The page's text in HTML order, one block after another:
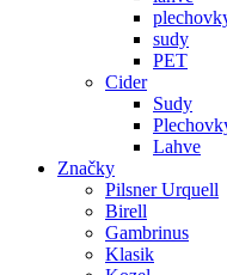
sudy
PET
Cider
Sudy
Lahve
Značky
Pilsner Urquell
Birell
Gambrinus
Klasik